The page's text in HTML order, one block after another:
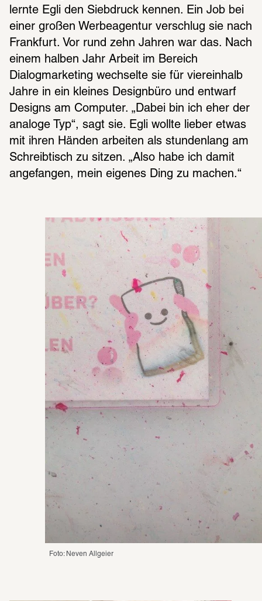
lernte Egli den Siebdruck kennen. Ein Job bei
einer großen Werbeagentur verschlug sie nach
Frankfurt. Vor rund zehn Jahren war das. Nach
einem halben Jahr Arbeit im Bereich
Dialogmarketing wechselte sie für viereinhalb
Jahre in ein kleines Designbüro und entwarf
Designs am Computer. „Dabei bin ich eher der
analoge Typ“, sagt sie. Egli wollte lieber etwas
mit ihren Händen arbeiten als stundenlang am
Schreibtisch zu sitzen. „Also habe ich damit
angefangen, mein eigenes Ding zu machen.“
Foto: Neven Allgeier